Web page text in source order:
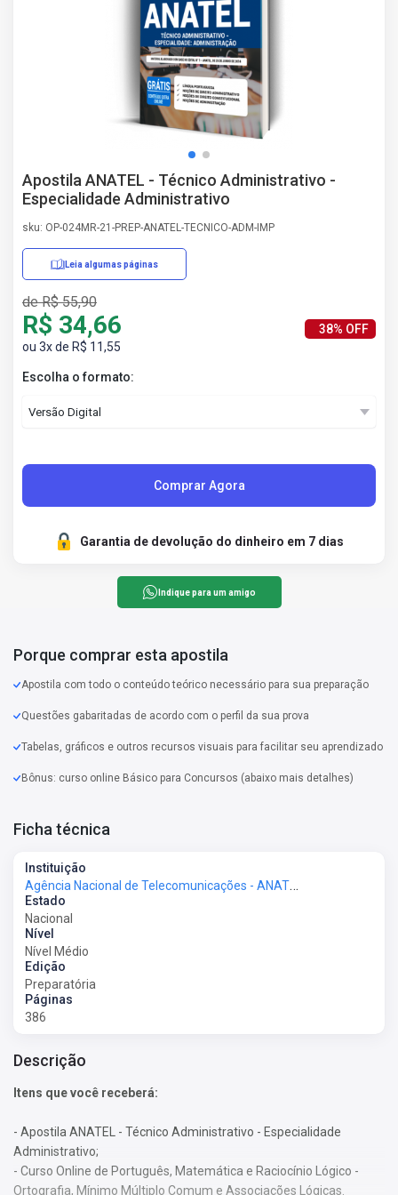
Apostila ANATEL - Técnico Administrativo -
Especialidade Administrativo
sku: OP-024MR-21-PREP-ANATEL-TECNICO-ADM-IMP
Leia algumas páginas
de R$ 55,90
R$ 34,66
ou 3x de R$ 11,55
38% OFF
Escolha o formato:
Comprar Agora
Garantia de devolução do dinheiro em 7 dias
Indique para um amigo
Porque comprar esta apostila
Apostila com todo o conteúdo teórico necessário para sua preparação
Questões gabaritadas de acordo com o perfil da sua prova
Tabelas, gráficos e outros recursos visuais para facilitar seu aprendizado
Bônus: curso online Básico para Concursos (abaixo mais detalhes)
Ficha técnica
Instituição
Agência Nacional de Telecomunicações - ANATEL
Estado
Nacional
Nível
Nível Médio
Edição
Preparatória
Páginas
386
Descrição
Itens que você receberá:
- Apostila ANATEL - Técnico Administrativo - Especialidade
Administrativo;
- Curso Online de Português, Matemática e Raciocínio Lógico -
Ortografia, Mínimo Múltiplo Comum e Associações Lógicas.